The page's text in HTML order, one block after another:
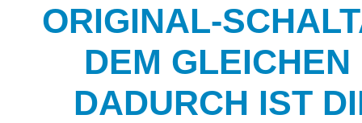
ORIGINAL-
DEM
DADURCH IST